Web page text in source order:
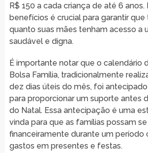
R$ 150 a cada criança de até 6 anos.
benefícios é crucial para garantir que
quanto suas mães tenham acesso a
saudável e digna.
É importante notar que o calendário
Bolsa Família, tradicionalmente
dez dias úteis do mês, foi
para proporcionar um suporte antes
do Natal. Essa antecipação é uma
vinda para que as famílias possam
financeiramente durante um período
gastos em presentes e festas.